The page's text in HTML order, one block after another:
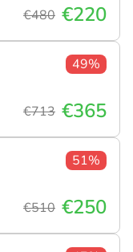
€480 €220
49%
€713 €365
51%
€510 €250